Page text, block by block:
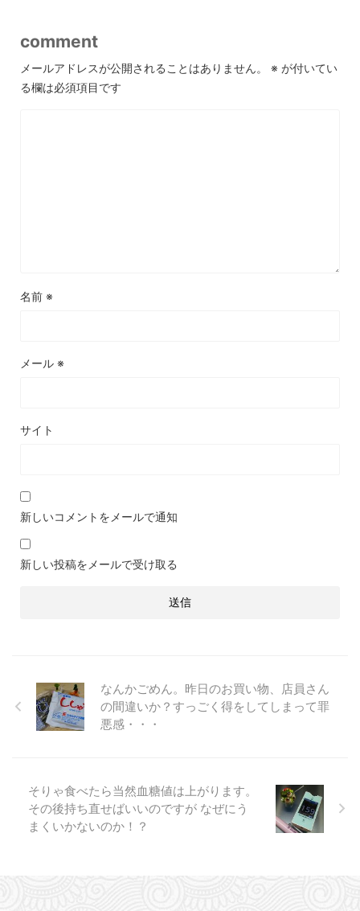
comment
メールアドレスが公開されることはありません。 ※ が付いてい
る欄は必須項目です
名前 ※
メール ※
サイト
新しいコメントをメールで通知
新しい投稿をメールで受け取る
なんかごめん。昨日のお買い物、店員さん
の間違いか？すっごく得をしてしまって罪
悪感・・・
そりゃ食べたら当然血糖値は上がります。
その後持ち直せばいいのですが なぜにう
まくいかないのか！？